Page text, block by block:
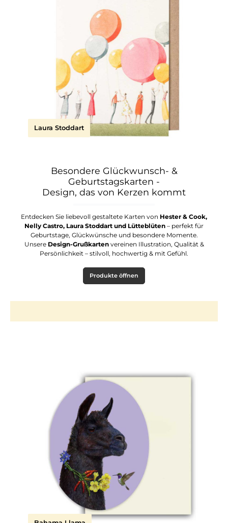
Laura Stoddart
Besondere Glückwunsch- &
Geburtstagskarten -
Design, das von Kerzen kommt
Entdecken Sie liebevoll gestaltete Karten von Hester & Cook,
Nelly Castro, Laura Stoddart und Lütteblüten – perfekt für
Geburtstage, Glückwünsche und besondere Momente.
Unsere Design-Grußkartenvereinen Illustration, Qualität &
Persönlichkeit – stilvoll, hochwertig & mit Gefühl.
Produkte öffnen